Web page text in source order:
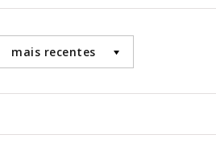
mais recentes